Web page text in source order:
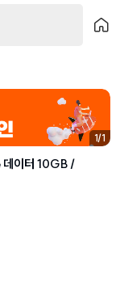
1/1
이터 10GB /